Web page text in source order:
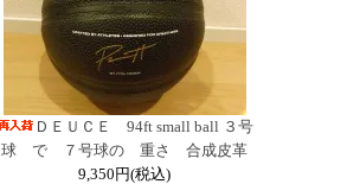
ＤＥＵＣＥ 94ft small ball ３号
球 で ７号球の 重さ 合成皮革
9,350円(税込)